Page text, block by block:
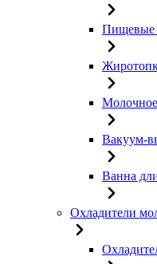
Пищевые
Вакуум-
Ванна
Охладители